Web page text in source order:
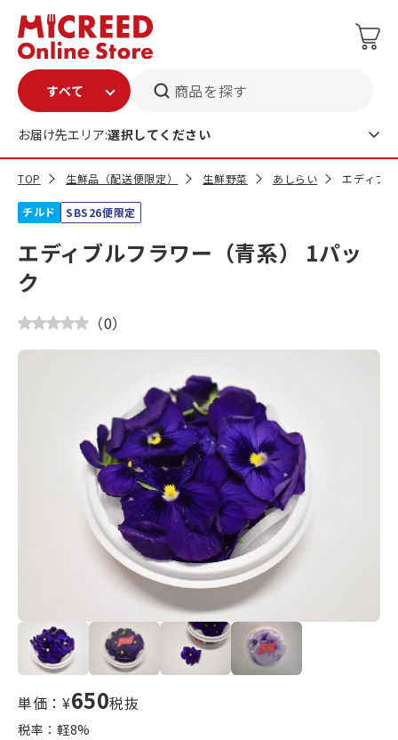
商品を探す
お届け先エリア:選択してください
TOP 生鮮品（配送便限定） 生鮮野菜 あしらい エディブ
チルド SBS26便限定
エディブルフラワー（青系） 1パッ
ク
（0）
単価：¥650税抜
税率：軽8%